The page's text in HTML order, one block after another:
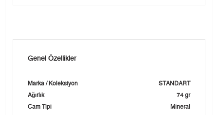
Genel Özellikler
Marka / Koleksiyon
STANDART
Ağırlık
74 gr
Cam Tipi
Mineral